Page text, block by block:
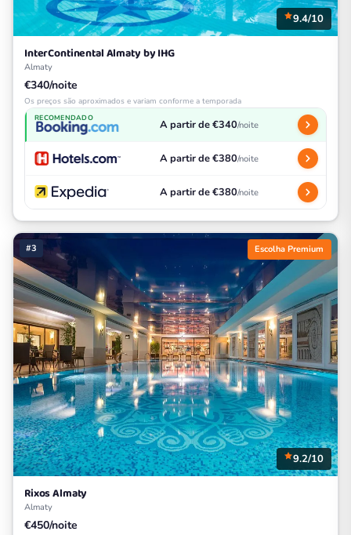
9.4/10
InterContinental Almaty by IHG
Almaty
€340/noite
Os preços são aproximados e variam conforme a temporada
RECOMENDADO A partir de €340/noite
A partir de €380/noite
A partir de €380/noite
#3 Escolha Premium
9.2/10
Rixos Almaty
Almaty
€450/noite